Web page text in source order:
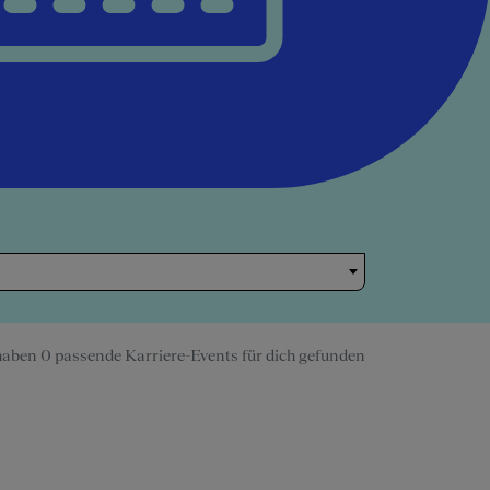
0 passende Karriere-Events für dich gefunden